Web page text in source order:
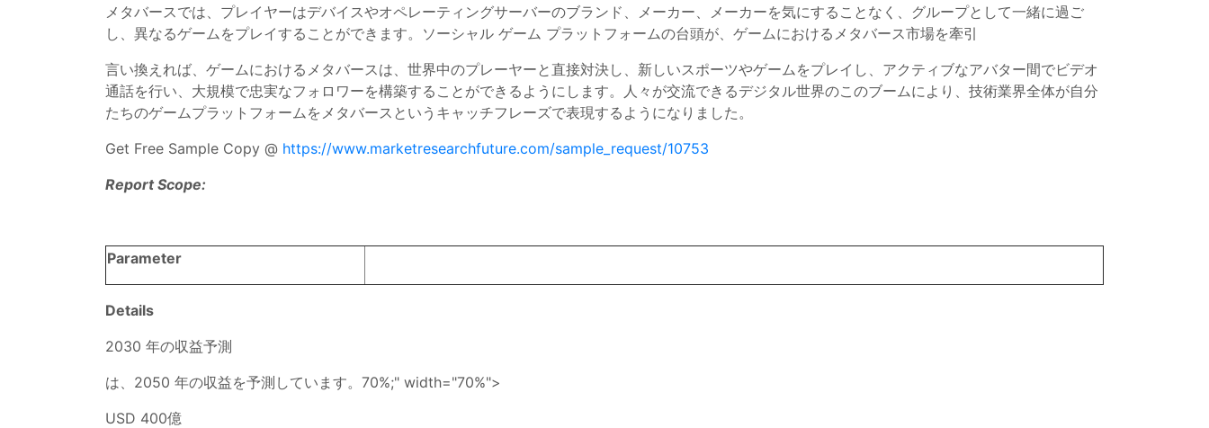
メタバースでは、プレイヤーはデバイスやオペレーティングサーバーのブランド、メーカー、メーカーを気にすることなく、グループとして一緒に過ご
し、異なるゲームをプレイすることができます。ソーシャル ゲーム プラットフォームの台頭が、ゲームにおけるメタバース市場を牽引
言い換えれば、ゲームにおけるメタバースは、世界中のプレーヤーと直接対決し、新しいスポーツやゲームをプレイし、アクティブなアバター間でビデオ
通話を行い、大規模で忠実なフォロワーを構築することができるようにします。人々が交流できるデジタル世界のこのブームにより、技術業界全体が自分
たちのゲームプラットフォームをメタバースというキャッチフレーズで表現するようになりました。
Get Free Sample Copy @ https://www.marketresearchfuture.com/sample_request/10753
Report Scope:
Parameter
Details
2030 年の収益予測
は、2050 年の収益を予測しています。70%;" width="70%">
USD 400億